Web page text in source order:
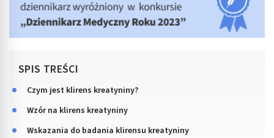
SPIS TREŚCI
Czym jest klirens kreatyniny?
Wzór na klirens kreatyniny
Wskazania do badania klirensu kreatyniny